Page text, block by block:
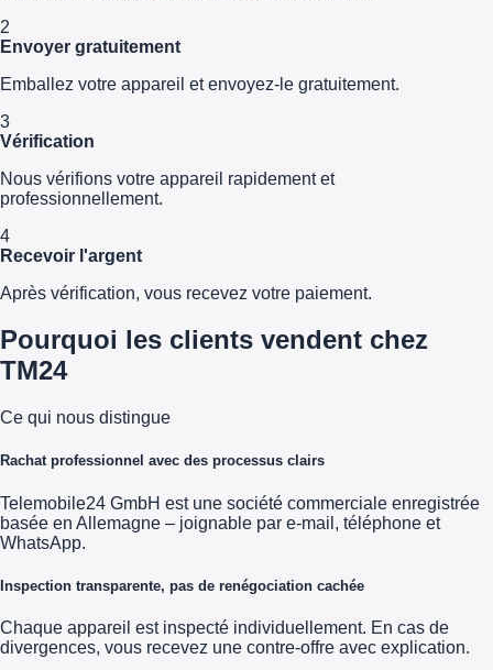
2
Envoyer gratuitement
Emballez votre appareil et envoyez-le gratuitement.
3
Vérification
Nous vérifions votre appareil rapidement et
professionnellement.
4
Recevoir l'argent
Après vérification, vous recevez votre paiement.
Pourquoi les clients vendent chez
TM24
Ce qui nous distingue
Rachat professionnel avec des processus clairs
Telemobile24 GmbH est une société commerciale enregistrée
basée en Allemagne – joignable par e-mail, téléphone et
WhatsApp.
Inspection transparente, pas de renégociation cachée
Chaque appareil est inspecté individuellement. En cas de
divergences, vous recevez une contre-offre avec explication.